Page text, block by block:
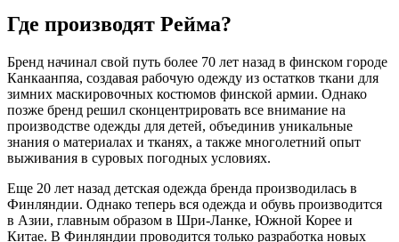
Где производят Рейма?
Бренд начинал свой путь более 70 лет назад в финском городе
Канкаанпяа, создавая рабочую одежду из остатков ткани для
зимних маскировочных костюмов финской армии. Однако
позже бренд решил сконцентрировать все внимание на
производстве одежды для детей, объединив уникальные
знания о материалах и тканях, а также многолетний опыт
выживания в суровых погодных условиях.
Еще 20 лет назад детская одежда бренда производилась в
Финляндии. Однако теперь вся одежда и обувь производится
в Азии, главным образом в Шри-Ланке, Южной Корее и
Китае. В Финляндии проводится только разработка новых